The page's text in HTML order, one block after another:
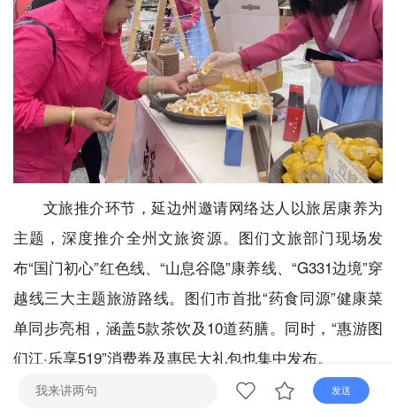
直播 电视
文旅推介环节，延边州邀请网络达人以旅居康养为
主题，深度推介全州文旅资源。图们文旅部门现场发
布“国门初心”红色线、“山息谷隐”康养线、“G331边境”穿
越线三大主题旅游路线。图们市首批“药食同源”健康菜
单同步亮相，涵盖5款茶饮及10道药膳。同时，“惠游图
们江·乐享519”消费券及惠民大礼包也集中发布。
发送